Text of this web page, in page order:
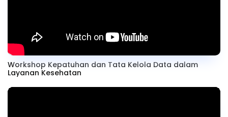
Workshop Kepatuhan dan Tata Kelola Data dalam
Layanan Kesehatan